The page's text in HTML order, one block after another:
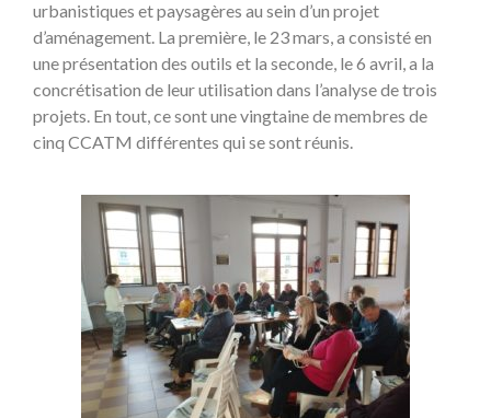
urbanistiques et paysagères au sein d’un projet
d’aménagement. La première, le 23 mars, a consisté en
une présentation des outils et la seconde, le 6 avril, a la
concrétisation de leur utilisation dans l’analyse de trois
projets. En tout, ce sont une vingtaine de membres de
cinq CCATM différentes qui se sont réunis.